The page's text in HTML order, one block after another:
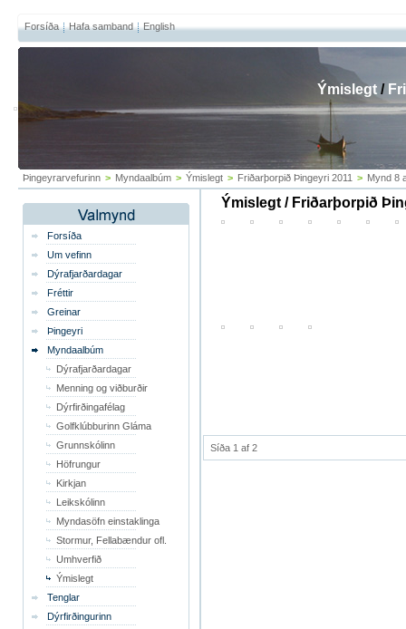
Forsíða Hafa samband English
Þingeyrarvefurinn > Myndaalbúm > Ýmislegt > Friðarþorpið Þingeyri 2011 > Mynd 8
Forsíða
Um vefinn
Dýrafjarðardagar
Fréttir
Greinar
Þingeyri
Myndaalbúm
Dýrafjarðardagar
Menning og viðburðir
Dýrfirðingafélag
Golfklúbburinn Gláma
Grunnskólinn
Höfrungur
Kirkjan
Leikskólinn
Myndasöfn einstaklinga
Stormur, Fellabændur ofl.
Umhverfið
Ýmislegt
Tenglar
Dýrfirðingurinn
Ýmislegt / Friðarþorpið
Síða 1 af 2
Ýmislegt /